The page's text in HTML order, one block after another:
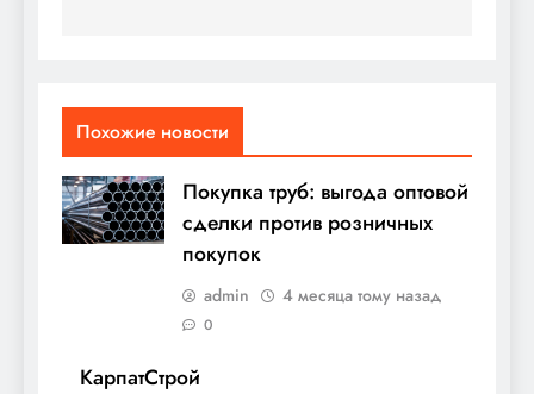
Похожие новости
Покупка труб: выгода оптовой
сделки против розничных
покупок
admin 4 месяца тому назад
0
КарпатСтрой